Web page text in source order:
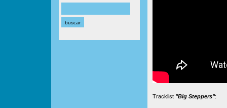
Tracklist "Big Steppers":